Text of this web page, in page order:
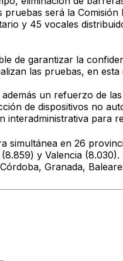
pruebas será la Comisión
y 45 vocales
de garantizar la
las pruebas, en
un refuerzo de las
de dispositivos no
interadministrativa
simultánea en 26
y Valencia (8.030).
Granada,